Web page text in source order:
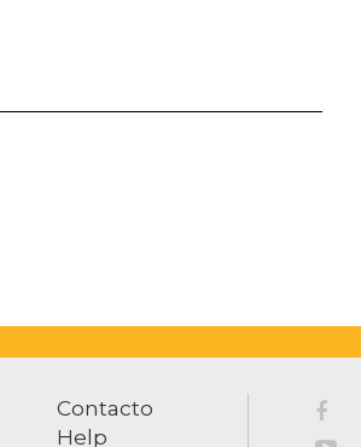
Contacto
Help